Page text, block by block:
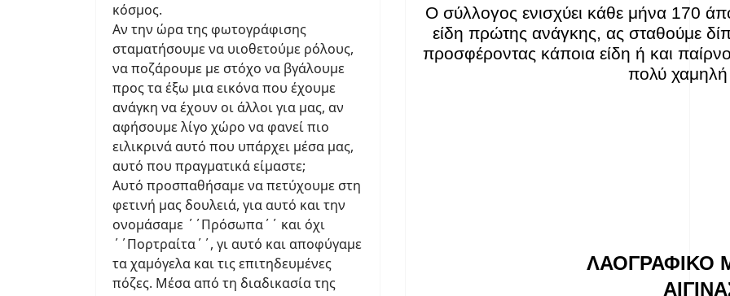
κόσμος.
Αν την ώρα της φωτογράφισης
σταματήσουμε να υιοθετούμε ρόλους,
να ποζάρουμε με στόχο να βγάλουμε
προς τα έξω μια εικόνα που έχουμε
ανάγκη να έχουν οι άλλοι για μας, αν
αφήσουμε λίγο χώρο να φανεί πιο
ειλικρινά αυτό που υπάρχει μέσα μας,
αυτό που πραγματικά είμαστε;
Αυτό προσπαθήσαμε να πετύχουμε στη
φετινή μας δουλειά, για αυτό και την
ονομάσαμε ΄΄Πρόσωπα΄΄ και όχι
΄΄Πορτραίτα΄΄, γι αυτό και αποφύγαμε
τα χαμόγελα και τις επιτηδευμένες
πόζες. Μέσα από τη διαδικασία της
Ο σύλλογος ενισχύει κάθε μήνα 170
είδη πρώτης ανάγκης, ας σταθούμε
προσφέροντας κάποια είδη ή και
πολύ χαμηλή
ΛΑΟΓΡΑΦΙΚΟ